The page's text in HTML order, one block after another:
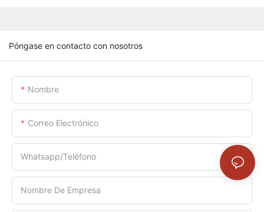
Póngase en contacto con nosotros
Nombre
Correo Electrónico
Whatsapp/Teléfono
Nombre De Empresa